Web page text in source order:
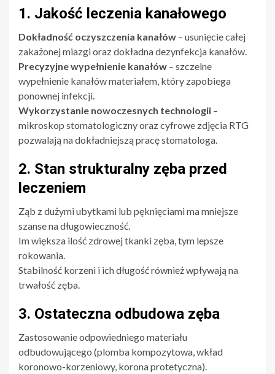
1. Jakość leczenia kanałowego
Dokładność oczyszczenia kanałów – usunięcie całej
zakażonej miazgi oraz dokładna dezynfekcja kanałów.
Precyzyjne wypełnienie kanałów – szczelne
wypełnienie kanałów materiałem, który zapobiega
ponownej infekcji.
Wykorzystanie nowoczesnych technologii –
mikroskop stomatologiczny oraz cyfrowe zdjęcia RTG
pozwalają na dokładniejszą pracę stomatologa.
2. Stan strukturalny zęba przed
leczeniem
Ząb z dużymi ubytkami lub pęknięciami ma mniejsze
szanse na długowieczność.
Im większa ilość zdrowej tkanki zęba, tym lepsze
rokowania.
Stabilność korzeni i ich długość również wpływają na
trwałość zęba.
3. Ostateczna odbudowa zęba
Zastosowanie odpowiedniego materiału
odbudowującego (plomba kompozytowa, wkład
koronowo-korzeniowy, korona protetyczna).